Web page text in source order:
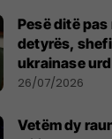
Pesë ditë
detyrës,
ukrainase
kontroll të
26/07/2026
Vetëm dy